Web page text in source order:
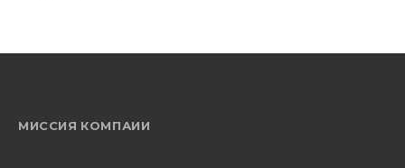
МИССИЯ КОМПАИИ